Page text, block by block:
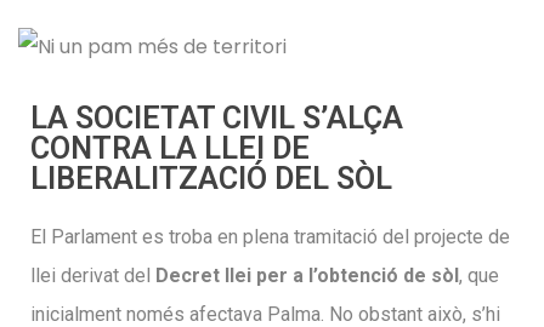
LA SOCIETAT CIVIL S’ALÇA
CONTRA LA LLEI DE
LIBERALITZACIÓ DEL SÒL
El Parlament es troba en plena tramitació del projecte de
llei derivat del Decret llei per a l’obtenció de sòl, que
inicialment només afectava Palma. No obstant això, s’hi